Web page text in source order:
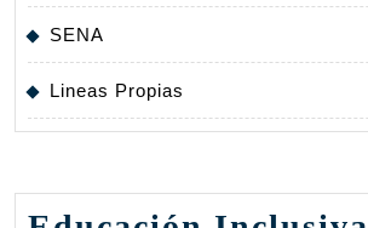
SENA
Lineas Propias